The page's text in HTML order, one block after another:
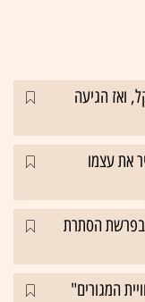
ב-27 מיליון שקל, ואז הגיעה
את עצמו
בפרשת הסתרת
המגורים"